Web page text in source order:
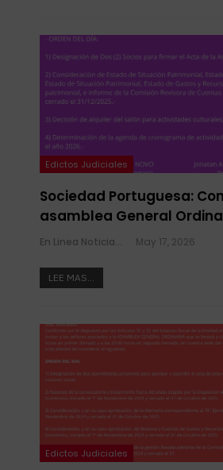
Edictos Judiciales
Sociedad Portuguesa:
asamblea General
En Linea Noticias May 17, 2026
LEE MAS...
Edictos Judiciales